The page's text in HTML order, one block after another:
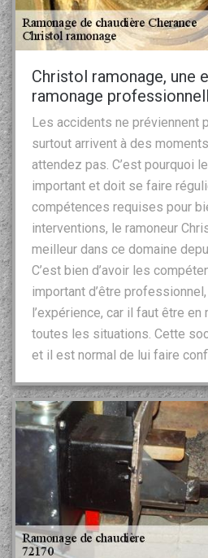
Christol ramonage, une
ramonage
Les accidents ne préviennent
surtout arrivent à des
attendez pas. C’est pourquoi
important et doit se faire
compétences requises pour
interventions, le ramoneur
meilleur dans ce domaine
C’est bien d’avoir les
important d’être
l’expérience, car il faut être en
toutes les situations. Cette
et il est normal de lui faire